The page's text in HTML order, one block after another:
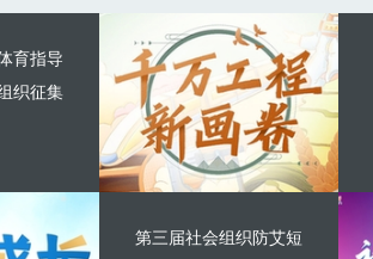
育指导
织征集
第三届社会组织防艾短